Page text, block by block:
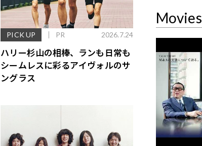
PICK UP PR 2026.7.24
ハリー杉山の相棒、ランも日常も
シームレスに彩るアイヴォルのサ
ングラス
Movies